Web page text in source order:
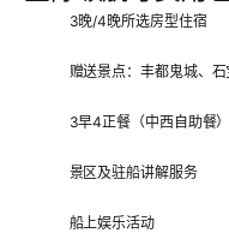
3晚/4晚所选房型住宿
赠送景点：丰都鬼城、
3早4正餐（中西自助餐）
景区及驻船讲解服务
船上娱乐活动